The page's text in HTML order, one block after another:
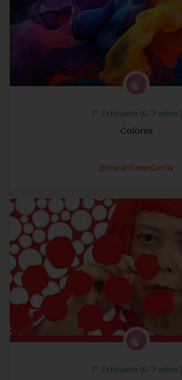
1º Primaria (6-7 años)
Colores
@OscarTraverGarcia
1º Primaria (6-7 años)